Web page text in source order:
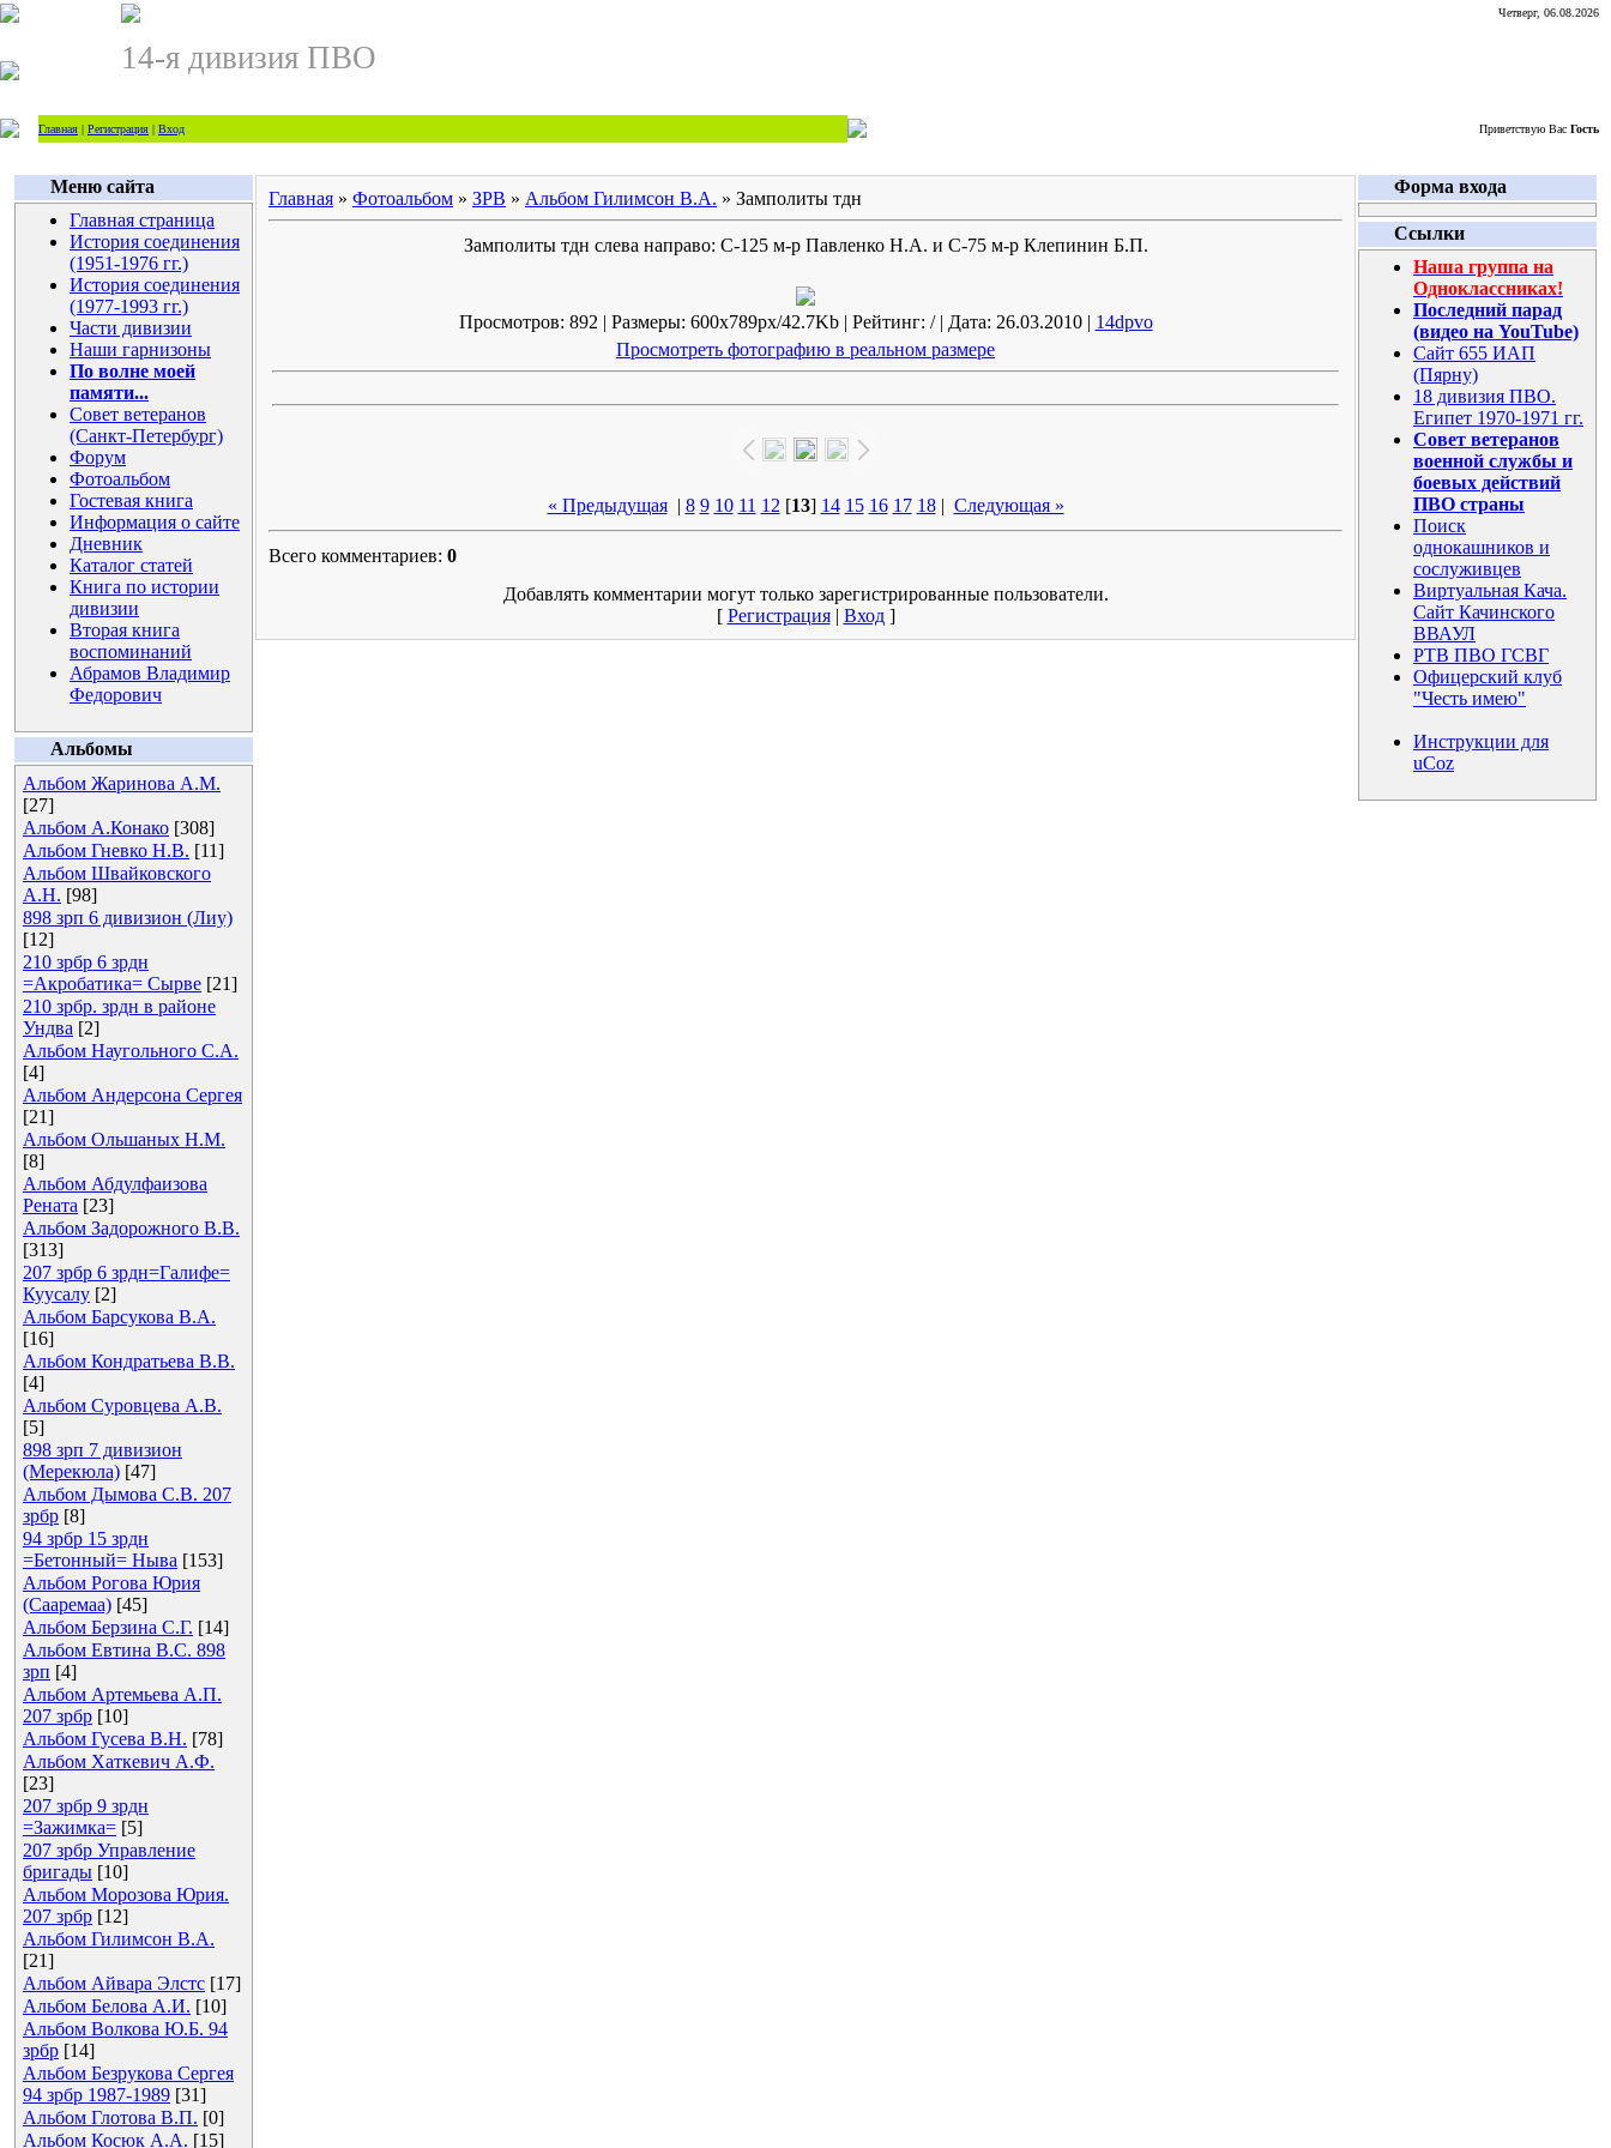
Четверг, 06.08.2026
14-я дивизия ПВО
Главная | Регистрация | Вход Приветствую Вас Гость
Меню сайта
Главная страница
История соединения
(1951-1976 гг.)
История соединения
(1977-1993 гг.)
Части дивизии
Наши гарнизоны
По волне моей
памяти...
Совет ветеранов
(Санкт-Петербург)
Форум
Фотоальбом
Гостевая книга
Информация о сайте
Дневник
Каталог статей
Книга по истории
дивизии
Вторая книга
воспоминаний
Абрамов Владимир
Федорович
Альбомы
Альбом Жаринова А.М.
[27]
Альбом А.Конако [308]
Альбом Гневко Н.В. [11]
Альбом Швайковского
А.Н. [98]
898 зрп 6 дивизион (Лиу)
[12]
210 зрбр 6 зрдн
=Акробатика= Сырве [21]
210 зрбр. зрдн в районе
Ундва [2]
Альбом Наугольного С.А.
[4]
Альбом Андерсона Сергея
[21]
Альбом Ольшаных Н.М.
[8]
Альбом Абдулфаизова
Рената [23]
Альбом Задорожного В.В.
[313]
207 зрбр 6 зрдн=Галифе=
Куусалу [2]
Альбом Барсукова В.А.
[16]
Альбом Кондратьева В.В.
[4]
Альбом Суровцева А.В.
[5]
898 зрп 7 дивизион
(Мерекюла) [47]
Альбом Дымова С.В. 207
зрбр [8]
94 зрбр 15 зрдн
=Бетонный= Ныва [153]
Альбом Рогова Юрия
(Сааремаа) [45]
Альбом Берзина С.Г. [14]
Альбом Евтина В.С. 898
зрп [4]
Альбом Артемьева А.П.
207 зрбр [10]
Альбом Гусева В.Н. [78]
Альбом Хаткевич А.Ф.
[23]
207 зрбр 9 зрдн
=Зажимка= [5]
207 зрбр Управление
бригады [10]
Альбом Морозова Юрия.
207 зрбр [12]
Альбом Гилимсон В.А.
[21]
Альбом Айвара Элстс [17]
Альбом Белова А.И. [10]
Альбом Волкова Ю.Б. 94
зрбр [14]
Альбом Безрукова Сергея
94 зрбр 1987-1989 [31]
Альбом Глотова В.П. [0]
Альбом Косюк А.А. [15]
Главная » Фотоальбом » ЗРВ » Альбом Гилимсон В.А. » Замполиты тдн
Замполиты тдн слева направо: С-125 м-р Павленко Н.А. и С-75 м-р Клепинин Б.П.
Просмотров: 892 | Размеры: 600x789px/42.7Kb | Рейтинг: / | Дата: 26.03.2010 | 14dpvo
Просмотреть фотографию в реальном размере
« Предыдущая| 8 9 10 11 12 [13] 14 15 16 17 18| Следующая »
Всего комментариев: 0
Добавлять комментарии могут только зарегистрированные пользователи.
[ Регистрация| Вход]
Форма входа
Ссылки
Наша группа на
Одноклассниках!
Последний парад
(видео на YouTube)
Сайт 655 ИАП
(Пярну)
18 дивизия ПВО.
Египет 1970-1971 гг.
Совет ветеранов
военной службы и
боевых действий
ПВО страны
Поиск
однокашников и
сослуживцев
Виртуальная Кача.
Сайт Качинского
ВВАУЛ
РТВ ПВО ГСВГ
Офицерский клуб
"Честь имею"
Инструкции для
uCoz